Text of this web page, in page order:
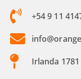
+54 9 11
Irlanda